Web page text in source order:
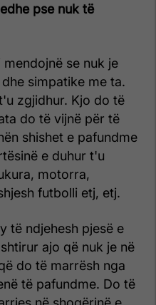
pse nuk të
se nuk je
simpatike me ta.
zgjidhur. Kjo do të
do të vijnë për të
shishet e pafundme
e duhur t'u
motorra,
futbolli etj, etj.
të ndjehesh pjesë e
ajo që nuk je në
do të marrësh nga
të pafundme. Do të